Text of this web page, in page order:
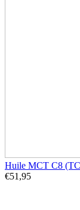
Huile MCT C8
€51,95